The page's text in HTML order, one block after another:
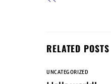
RELATED POSTS
UNCATEGORIZED